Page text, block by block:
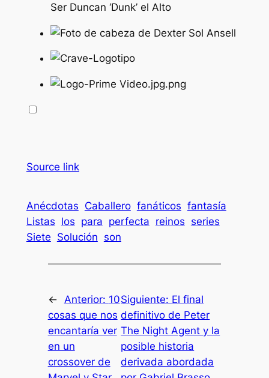
Ser Duncan ‘Dunk’ el Alto
Source link
Anécdotas Caballero fanáticos fantasía
Listas los para perfecta reinos series
Siete Solución son
← Anterior: 10
cosas que nos
encantaría ver
en un
crossover de
Siguiente: El final
definitivo de Peter
The Night Agent y la
posible historia
derivada abordada